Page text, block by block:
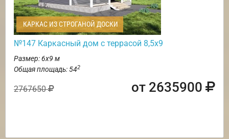
КАРКАС ИЗ СТРОГАНОЙ ДОСКИ
№147 Каркасный дом с террасой 8,5х9
Размер: 6х9 м
Общая площадь: 542
2767650 от 2635900